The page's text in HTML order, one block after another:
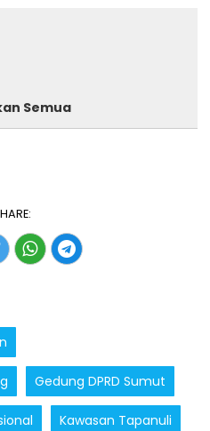
Semua
Gedung DPRD Sumut
Kawasan Tapanuli